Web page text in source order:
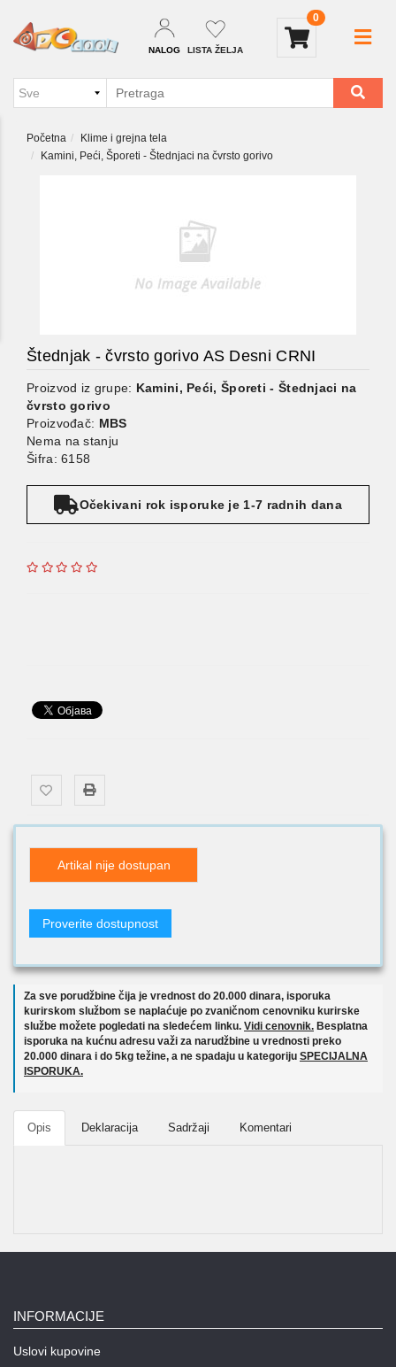
NALOG LISTA ŽELJA
0
Početna
Klime i grejna tela
Kamini, Peći, Šporeti - Štednjaci na čvrsto gorivo
Štednjak - čvrsto gorivo AS Desni CRNI
Proizvod iz grupe: Kamini, Peći, Šporeti - Štednjaci na
čvrsto gorivo
Proizvođač: MBS
Nema na stanju
Šifra: 6158
Očekivani rok isporuke je 1-7 radnih dana
Artikal nije dostupan
Proverite dostupnost
Za sve porudžbine čija je vrednost do 20.000 dinara, isporuka
kurirskom službom se naplaćuje po zvaničnom cenovniku kurirske
službe možete pogledati na sledećem linku. Vidi cenovnik. Besplatna
isporuka na kućnu adresu važi za narudžbine u vrednosti preko
20.000 dinara i do 5kg težine, a ne spadaju u kategoriju SPECIJALNA
ISPORUKA.
Opis Deklaracija Sadržaji Komentari
INFORMACIJE
Uslovi kupovine